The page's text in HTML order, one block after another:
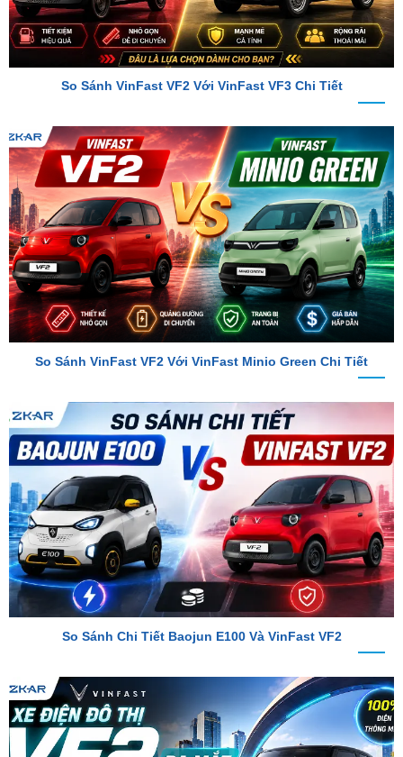
So Sánh VinFast VF2 Với VinFast VF3 Chi Tiết
So Sánh VinFast VF2 Với VinFast Minio Green Chi Tiết
So Sánh Chi Tiết Baojun E100 Và VinFast VF2